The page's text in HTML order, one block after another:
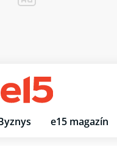
e15 magazín